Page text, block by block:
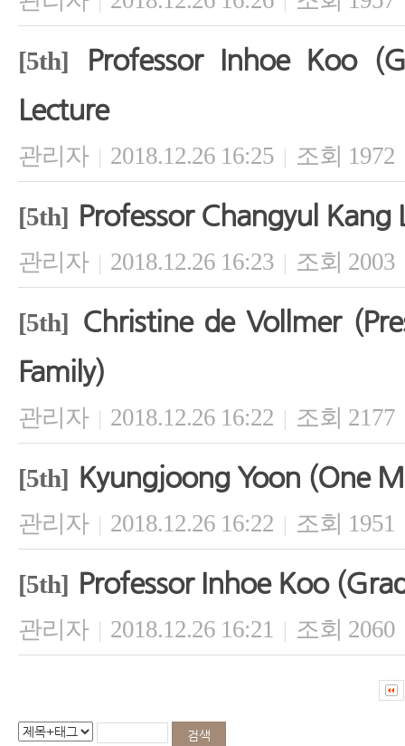
[5th]
Professor Inhoe Koo
Lecture
관리자 | 2018.12.26 16:25 | 조회 1972
[5th] Professor Changyul Kang
관리자 | 2018.12.26 16:23 | 조회 2003
[5th] Christine de Vollmer
Family)
관리자 | 2018.12.26 16:22 | 조회 2177
[5th] Kyungjoong Yoon (One
관리자 | 2018.12.26 16:22 | 조회 1951
[5th] Professor Inhoe Koo
관리자 | 2018.12.26 16:21 | 조회 2060